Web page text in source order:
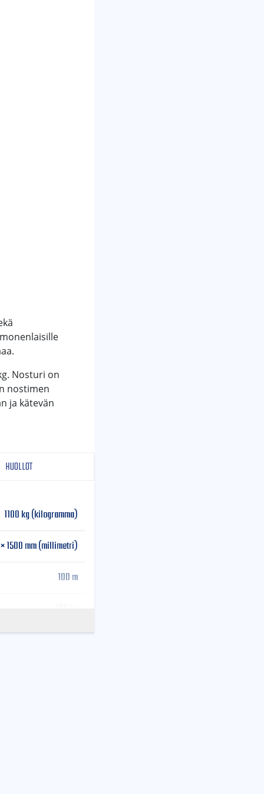
HUOLLOT
1100 kg (kilogramma)
1500 mm (millimetri)
100 m
Nosturi on
nostimen
ja kätevän